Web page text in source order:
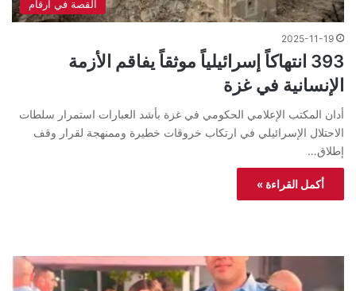
القصة في ارقام
2025-11-19
393 انتهاكاً إسرائيلياً موثقاً يفاقم الأزمة
الإنسانية في غزة
أدان المكتب الإعلامي الحكومي في غزة بأشد العبارات استمرار سلطات
الاحتلال الإسرائيلي في ارتكاب خروقات خطيرة وممنهجة لقرار وقف
إطلاق…
أكمل القراءة »